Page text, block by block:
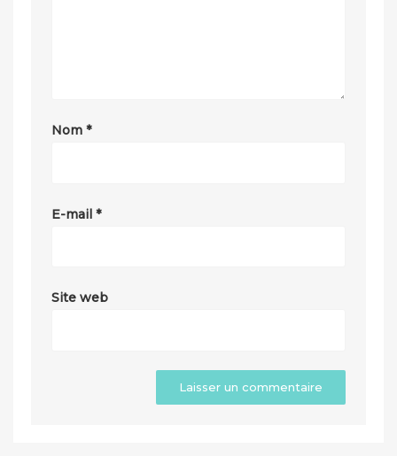
Nom *
E-mail *
Site web